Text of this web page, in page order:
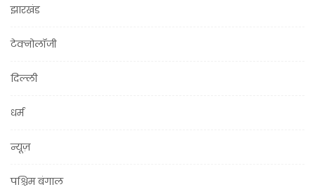
झारखंड
टेक्नोलॉजी
दिल्ली
धर्म
न्यूज़
पश्चिम बंगाल